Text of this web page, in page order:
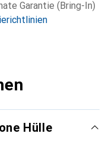
Garantie (Bring-In)
Hülle